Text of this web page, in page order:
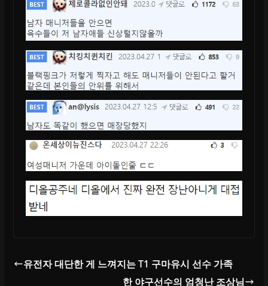
유전자 대단한 게 느껴지는 T1 구마유시 선수 가족
한 야구선수의 엄청난 조상님